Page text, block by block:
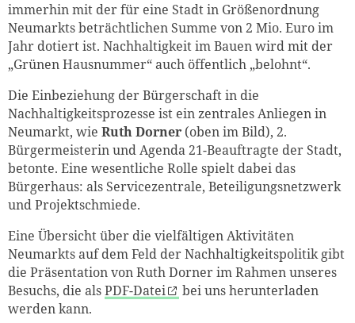
immerhin mit der für eine Stadt in Größenordnung
Neumarkts beträchtlichen Summe von 2 Mio. Euro im
Jahr dotiert ist. Nachhaltigkeit im Bauen wird mit der
„Grünen Hausnummer“ auch öffentlich „belohnt“.
Die Einbeziehung der Bürgerschaft in die
Nachhaltigkeitsprozesse ist ein zentrales Anliegen in
Neumarkt, wie Ruth Dorner (oben im Bild), 2.
Bürgermeisterin und Agenda 21-Beauftragte der Stadt,
betonte. Eine wesentliche Rolle spielt dabei das
Bürgerhaus: als Servicezentrale, Beteiligungsnetzwerk
und Projektschmiede.
Eine Übersicht über die vielfältigen Aktivitäten
Neumarkts auf dem Feld der Nachhaltigkeitspolitik gibt
die Präsentation von Ruth Dorner im Rahmen unseres
Besuchs, die alsPDF-Datei
bei uns herunterladen
werden kann.